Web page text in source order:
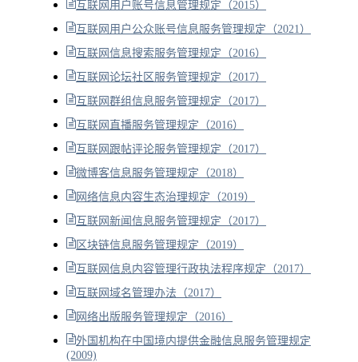
互联网用户账号信息管理规定（2015）
互联网用户公众账号信息服务管理规定（2021）
互联网信息搜索服务管理规定（2016）
互联网论坛社区服务管理规定（2017）
互联网群组信息服务管理规定（2017）
互联网直播服务管理规定（2016）
互联网跟帖评论服务管理规定（2017）
微博客信息服务管理规定（2018）
网络信息内容生态治理规定（2019）
互联网新闻信息服务管理规定（2017）
区块链信息服务管理规定（2019）
互联网信息内容管理行政执法程序规定（2017）
互联网域名管理办法（2017）
网络出版服务管理规定（2016）
外国机构在中国境内提供金融信息服务管理规定
(2009)